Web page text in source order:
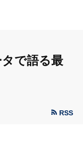
で語る最
RSS